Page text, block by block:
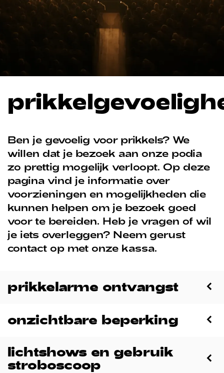
Ben je gevoelig voor prikkels? We
willen dat je bezoek aan onze podia
zo prettig mogelijk verloopt. Op deze
pagina vind je informatie over
voorzieningen en mogelijkheden die
kunnen helpen om je bezoek goed
voor te bereiden. Heb je vragen of wil
je iets overleggen? Neem gerust
contact op met onze kassa.
prikkelarme ontvangst
onzichtbare beperking
lichtshows en gebruik
stroboscoop